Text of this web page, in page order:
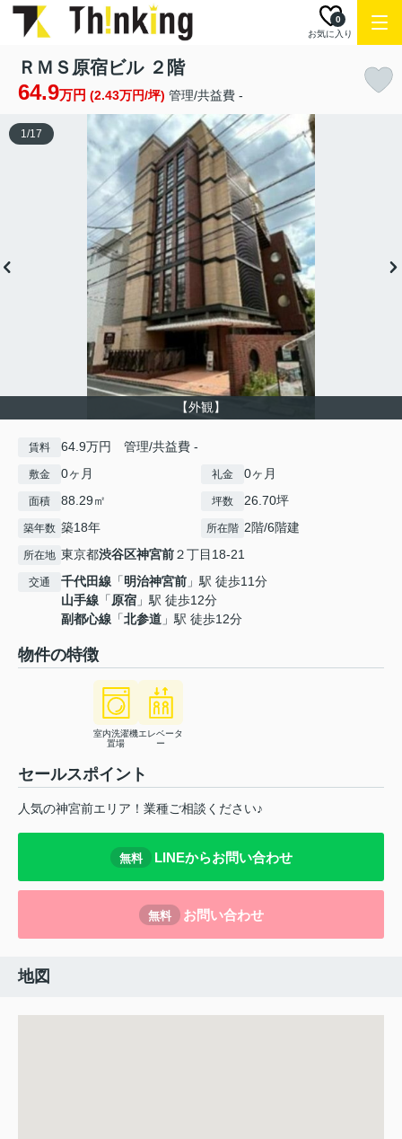
お気に入り
0
ＲＭＳ原宿ビル ２階
64.9万円 (2.43万円/坪) 管理/共益費 -
【外観】
1/17
賃料 64.9万円 管理/共益費 -
敷金 0ヶ月 礼金 0ヶ月
面積 88.29㎡ 坪数 26.70坪
築年数 築18年 所在階 2階/6階建
所在地 東京都渋谷区神宮前２丁目18-21
交通 千代田線 「明治神宮前 」駅 徒歩11分
山手線 「原宿 」駅 徒歩12分
副都心線 「北参道 」駅 徒歩12分
物件の特徴
室内洗濯機
置場
エレベータ
ー
セールスポイント
人気の神宮前エリア！業種ご相談ください♪
無料 LINEからお問い合わせ
無料 お問い合わせ
地図